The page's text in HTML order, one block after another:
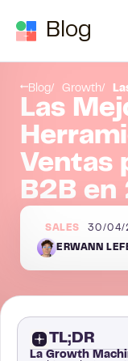
Blog
Blog Growth
Las
Ventas
B2B
SALES 30/04/
ERWANN
TL;DR
La Growth